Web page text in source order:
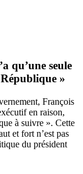
qu’une seule
»
François
en raison,
à suivre ». Cette
et fort n’est pas
du président